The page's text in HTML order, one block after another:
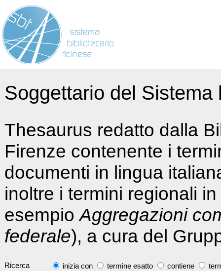
Soggettario del
Thesaurus redatto dalla
Firenze contenente i
documenti in lingua
inoltre i termini regionali
esempioAggregazioni
federale), a cura del
Ricerca inizia con termine esatto contiene